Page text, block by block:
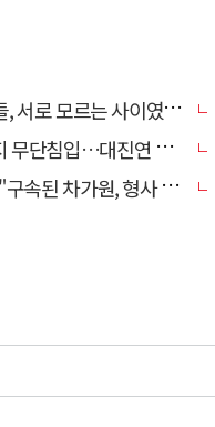
르는 사이였다…檢송치
대진연 회원 3명 '구속'
가원, 형사 범죄 영역"